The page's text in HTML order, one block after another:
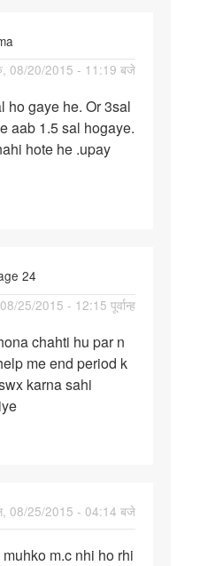
08/20/2015 - 11:19 बजे
ho gaye he. Or 3sal
aab 1.5 sal hogaye.
hote he .upay
24
25/2015 - 12:15 पूर्वान्ह
chahti hu par n
me end period k
karna sahi
08/25/2015 - 04:14 बजे
m.c nhi ho rhi